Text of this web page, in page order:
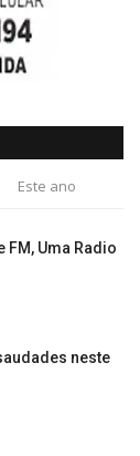
Este ano
Uma Radio
neste